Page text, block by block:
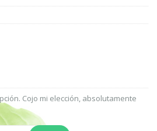
Cojo mi elección, absolutamente